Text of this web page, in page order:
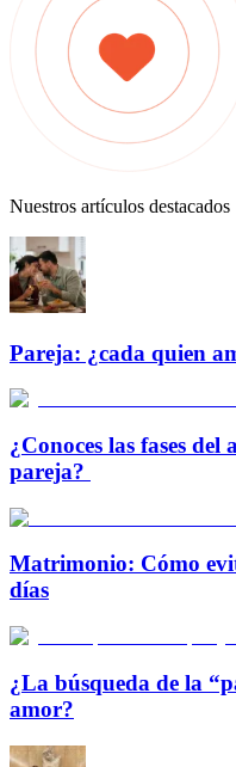
Nuestros artículos destacados
Pareja: ¿cada quien
¿Conoces las fases
pareja?
Matrimonio: Cómo
días
¿La búsqueda de la
amor?